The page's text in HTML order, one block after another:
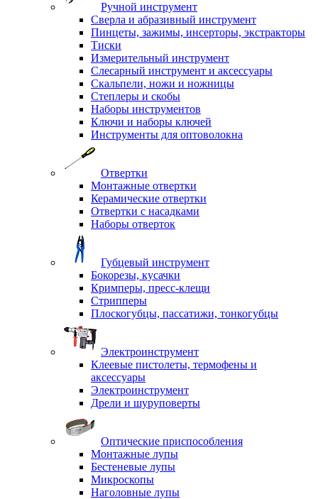
Ручной инструмент
Сверла и абразивный инструмент
Пинцеты, зажимы, инсерторы, экстракторы
Тиски
Измерительный инструмент
Слесарный инструмент и аксессуары
Скальпели, ножи и ножницы
Степлеры и скобы
Наборы инструментов
Ключи и наборы ключей
Инструменты для оптоволокна
Отвертки
Монтажные отвертки
Керамические отвертки
Отвертки с насадками
Наборы отверток
Губцевый инструмент
Бокорезы, кусачки
Кримперы, пресс-клещи
Стрипперы
Плоскогубцы, пассатижи, тонкогубцы
Электроинструмент
Клеевые пистолеты, термофены и
аксессуары
Электроинструмент
Дрели и шуруповерты
Оптические приспособления
Монтажные лупы
Бестеневые лупы
Микроскопы
Наголовные лупы